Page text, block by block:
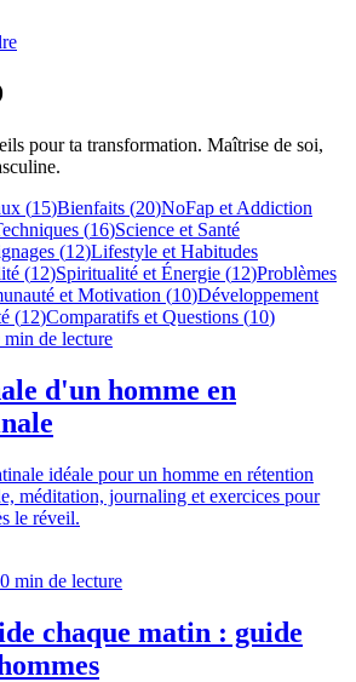
pour ta transformation. Maîtrise de soi,
(15)Bienfaits (20)NoFap et Addiction
(16)Science et Santé
(12)Lifestyle et Habitudes
(12)Spiritualité et Énergie (12)Problèmes
et Motivation (10)Développement
(12)Comparatifs et Questions (10)
min de lecture
d'un homme en
idéale pour un homme en rétention
méditation, journaling et exercices pour
le réveil.
min de lecture
chaque matin : guide